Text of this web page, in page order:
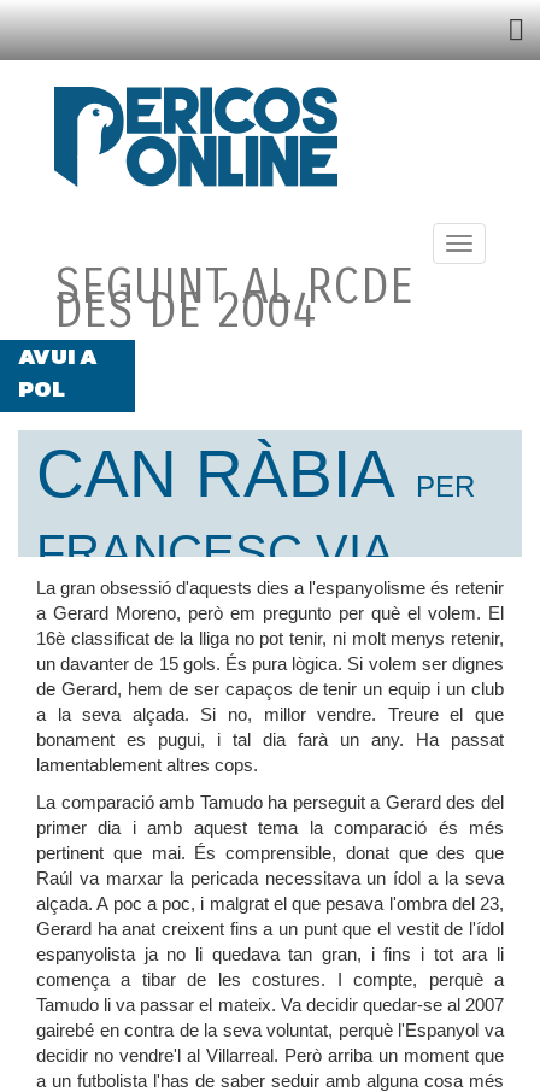
SEGUINT AL RCDE
DES DE 2004
AVUI A
POL
LA REAPARICIÓ DE DANI SÁNCHEZ
LLIBRE INSPIRA AQUEST ARTICLE DEL
NOSTRE COMPANY ÒSCAR JULIÀ.
D'UNA DAVALLADA, LA DE LA MASSA
ENCARA MÉS GREU
SUPERADA L'ETAPA DEL
"QUIQUENACCIO", SERGIO MARTÍNEZ
DEFENSA LA NECESSITAT DE RECUPERAR
UNA IDENTITAT COMUNA PER LA BASE I
EL PRIMER EQUIP.
FRAN SÁNCHEZ ALAMINOS S'ESTRENA
PREGUNTA: VA SER UN ERROR FER
L'ESTADI, COM DEFENSA DANI? DE QUI VA
SER LA "CULPA"?
CAN RÀBIA PER
FRANCESC VIA
PER A QUÈ VOLEM A
GERARD?
La gran obsessió d'aquests dies a l'espanyolisme és retenir
a Gerard Moreno, però em pregunto per què el volem. El
16è classificat de la lliga no pot tenir, ni molt menys retenir,
un davanter de 15 gols. És pura lògica. Si volem ser dignes
de Gerard, hem de ser capaços de tenir un equip i un club
a la seva alçada. Si no, millor vendre. Treure el que
bonament es pugui, i tal dia farà un any. Ha passat
lamentablement altres cops.
La comparació amb Tamudo ha perseguit a Gerard des del
primer dia i amb aquest tema la comparació és més
pertinent que mai. És comprensible, donat que des que
Raúl va marxar la pericada necessitava un ídol a la seva
alçada. A poc a poc, i malgrat el que pesava l'ombra del 23,
Gerard ha anat creixent fins a un punt que el vestit de l'ídol
espanyolista ja no li quedava tan gran, i fins i tot ara li
comença a tibar de les costures. I compte, perquè a
Tamudo li va passar el mateix. Va decidir quedar-se al 2007
gairebé en contra de la seva voluntat, perquè l'Espanyol va
decidir no vendre'l al Villarreal. Però arriba un moment que
a un futbolista l'has de saber seduir amb alguna cosa més